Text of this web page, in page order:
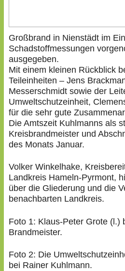
Großbrand in Nienstädt im
Schadstoffmessungen
ausgegeben.
Mit einem kleinen Rückblick
Teileinheiten – Jens
Messerschmidt sowie der
Umweltschutzeinheit,
für die sehr gute
Die Amtszeit Kuhlmanns als
Kreisbrandmeister und
des Monats Januar.
Volker Winkelhake,
Landkreis Hameln-Pyrmont,
über die Gliederung und die
benachbarten Landkreis.
Foto 1: Klaus-Peter Grote (l.)
Brandmeister.
Foto 2: Die
bei Rainer Kuhlmann.